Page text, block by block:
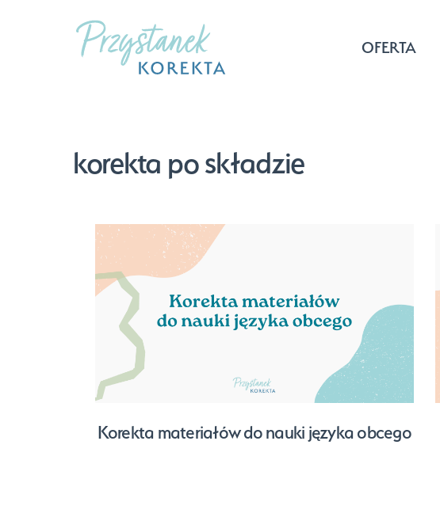
OFERTA
korekta po składzie
Korekta materiałów do nauki języka obcego